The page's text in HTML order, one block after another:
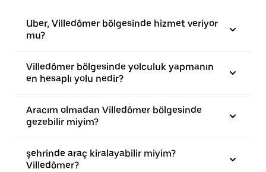
Uber, Villedômer bölgesinde hizmet veriyor
mu?
Villedômer bölgesinde yolculuk yapmanın
en hesaplı yolu nedir?
Aracım olmadan Villedômer bölgesinde
gezebilir miyim?
şehrinde araç kiralayabilir miyim?
Villedômer?